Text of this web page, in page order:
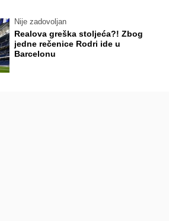
Nije zadovoljan
Realova greška stoljeća?! Zbog
jedne rečenice Rodri ide u
Barcelonu